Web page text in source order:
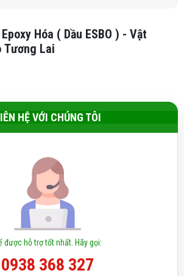
Hóa ( Dầu ESBO ) - Vật
Tương Lai
HỆ VỚI CHÚNG TÔI
được hỗ trợ tốt nhất. Hãy gọi:
0938 368 327